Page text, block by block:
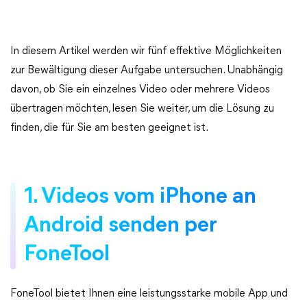
In diesem Artikel werden wir fünf effektive Möglichkeiten
zur Bewältigung dieser Aufgabe untersuchen. Unabhängig
davon, ob Sie ein einzelnes Video oder mehrere Videos
übertragen möchten, lesen Sie weiter, um die Lösung zu
finden, die für Sie am besten geeignet ist.
1. Videos vom iPhone an
Android senden per
FoneTool
FoneTool bietet Ihnen eine leistungsstarke mobile App und